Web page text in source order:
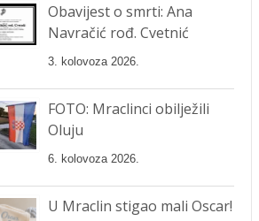
Obavijest o smrti: Ana
Navračić rođ. Cvetnić
3. kolovoza 2026.
FOTO: Mraclinci obilježili
Oluju
6. kolovoza 2026.
U Mraclin stigao mali Oscar!